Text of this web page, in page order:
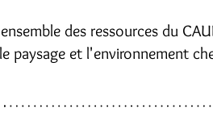
des ressources du
paysage et l'environnement